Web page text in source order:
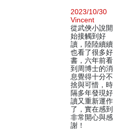
2023/10/30
Vincent
從武俠小說開
始接觸到好
讀，陸陸續續
也看了很多好
書，六年前看
到周博士的消
息覺得十分不
捨與可惜，時
隔多年發現好
讀又重新運作
了，實在感到
非常開心與感
謝！